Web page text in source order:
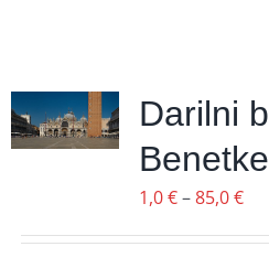
Darilni
Benetke
1,0€ – 85,0€